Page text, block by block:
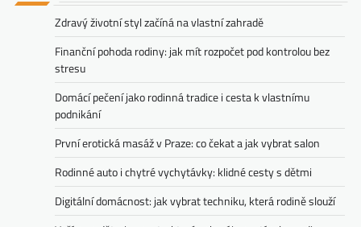
Zdravý životní styl začíná na vlastní zahradě
Finanční pohoda rodiny: jak mít rozpočet pod kontrolou bez
stresu
Domácí pečení jako rodinná tradice i cesta k vlastnímu
podnikání
První erotická masáž v Praze: co čekat a jak vybrat salon
Rodinné auto i chytré vychytávky: klidné cesty s dětmi
Digitální domácnost: jak vybrat techniku, která rodině slouží